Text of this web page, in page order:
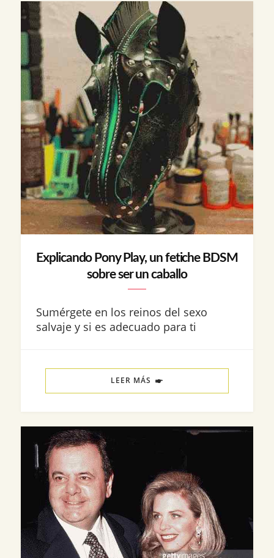
Explicando Pony Play, un fetiche BDSM
sobre ser un caballo
Sumérgete en los reinos del sexo
salvaje y si es adecuado para ti
LEER MÁS